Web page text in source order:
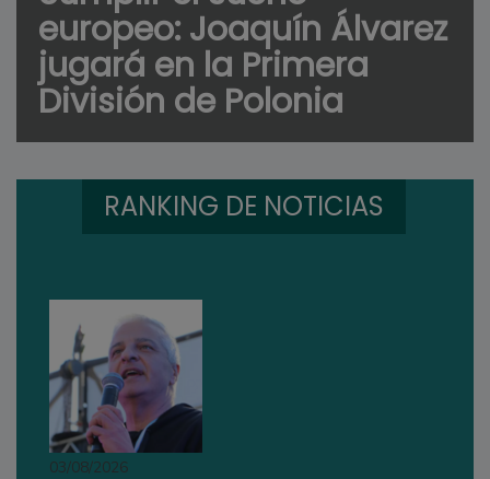
europeo: Joaquín Álvarez
jugará en la Primera
División de Polonia
RANKING DE NOTICIAS
03/08/2026